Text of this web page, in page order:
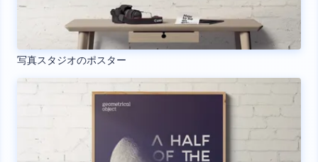
写真スタジオのポスター